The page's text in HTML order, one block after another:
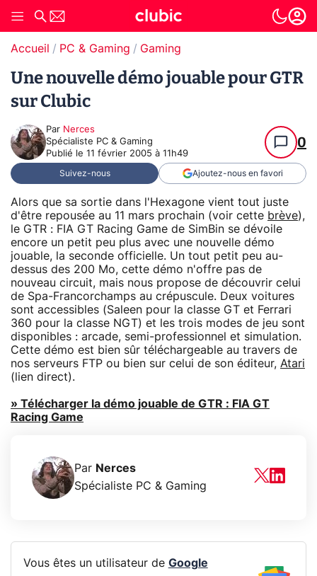
Accueil PC & Gaming Gaming
Une nouvelle démo jouable pour GTR
sur Clubic
Par Nerces
Spécialiste PC & Gaming
Publié le 11 février 2005 à 11h49
0
Suivez-nous Ajoutez-nous en favori
Alors que sa sortie dans l'Hexagone vient tout juste
d'être repousée au 11 mars prochain (voir cette brève),
le GTR : FIA GT Racing Game de SimBin se dévoile
encore un petit peu plus avec une nouvelle démo
jouable, la seconde officielle. Un tout petit peu au-
dessus des 200 Mo, cette démo n'offre pas de
nouveau circuit, mais nous propose de découvrir celui
de Spa-Francorchamps au crépuscule. Deux voitures
sont accessibles (Saleen pour la classe GT et Ferrari
360 pour la classe NGT) et les trois modes de jeu sont
disponibles : arcade, semi-professionnel et simulation.
Cette démo est bien sûr téléchargeable au travers de
nos serveurs FTP ou bien sur celui de son éditeur, Atari
(lien direct).
» Télécharger la démo jouable de GTR : FIA GT
Racing Game
Par Nerces
Spécialiste PC & Gaming
Vous êtes un utilisateur de Google